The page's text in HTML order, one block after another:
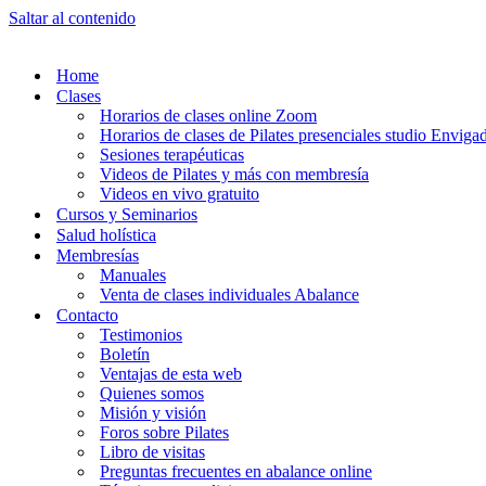
Saltar al contenido
Home
Clases
Horarios de clases online Zoom
Horarios de clases de Pilates presenciales studio
Sesiones terapéuticas
Videos de Pilates y más con membresía
Videos en vivo gratuito
Cursos y Seminarios
Salud holística
Membresías
Manuales
Venta de clases individuales Abalance
Contacto
Testimonios
Boletín
Ventajas de esta web
Quienes somos
Misión y visión
Foros sobre Pilates
Libro de visitas
Preguntas frecuentes en abalance online